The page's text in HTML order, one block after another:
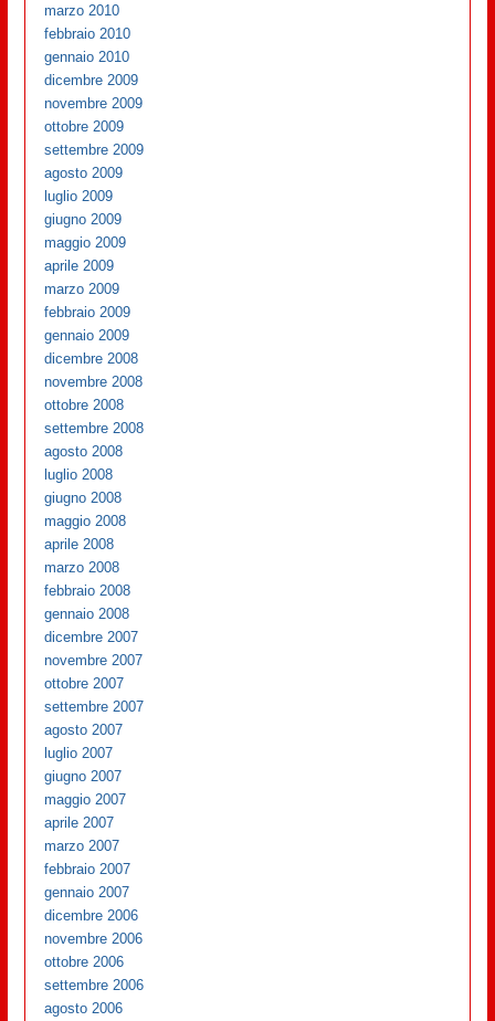
marzo 2010
febbraio 2010
gennaio 2010
dicembre 2009
novembre 2009
ottobre 2009
settembre 2009
agosto 2009
luglio 2009
giugno 2009
maggio 2009
aprile 2009
marzo 2009
febbraio 2009
gennaio 2009
dicembre 2008
novembre 2008
ottobre 2008
settembre 2008
agosto 2008
luglio 2008
giugno 2008
maggio 2008
aprile 2008
marzo 2008
febbraio 2008
gennaio 2008
dicembre 2007
novembre 2007
ottobre 2007
settembre 2007
agosto 2007
luglio 2007
giugno 2007
maggio 2007
aprile 2007
marzo 2007
febbraio 2007
gennaio 2007
dicembre 2006
novembre 2006
ottobre 2006
settembre 2006
agosto 2006